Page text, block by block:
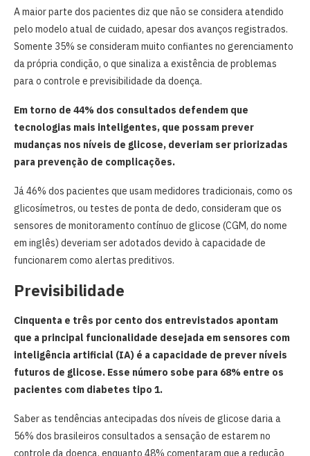
A maior parte dos pacientes diz que não se considera atendido
pelo modelo atual de cuidado, apesar dos avanços registrados.
Somente 35% se consideram muito confiantes no gerenciamento
da própria condição, o que sinaliza a existência de problemas
para o controle e previsibilidade da doença.
Em torno de 44% dos consultados defendem que
tecnologias mais inteligentes, que possam prever
mudanças nos níveis de glicose, deveriam ser priorizadas
para prevenção de complicações.
Já 46% dos pacientes que usam medidores tradicionais, como os
glicosímetros, ou testes de ponta de dedo, consideram que os
sensores de monitoramento contínuo de glicose (CGM, do nome
em inglês) deveriam ser adotados devido à capacidade de
funcionarem como alertas preditivos.
Previsibilidade
Cinquenta e três por cento dos entrevistados apontam
que a principal funcionalidade desejada em sensores com
inteligência artificial (IA) é a capacidade de prever níveis
futuros de glicose. Esse número sobe para 68% entre os
pacientes com diabetes tipo 1.
Saber as tendências antecipadas dos níveis de glicose daria a
56% dos brasileiros consultados a sensação de estarem no
controle da doença, enquanto 48% comentaram que a redução